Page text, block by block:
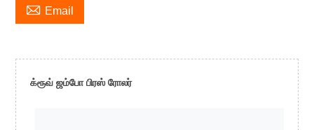
 Email
க்ரூவ் ஜம்போ பிரஸ் ரோலர்